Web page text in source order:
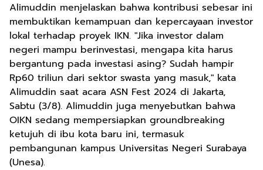
Alimuddin menjelaskan bahwa kontribusi sebesar ini
membuktikan kemampuan dan kepercayaan investor
lokal terhadap proyek IKN. "Jika investor dalam
negeri mampu berinvestasi, mengapa kita harus
bergantung pada investasi asing? Sudah hampir
Rp60 triliun dari sektor swasta yang masuk," kata
Alimuddin saat acara ASN Fest 2024 di Jakarta,
Sabtu (3/8). Alimuddin juga menyebutkan bahwa
OIKN sedang mempersiapkan groundbreaking
ketujuh di ibu kota baru ini, termasuk
pembangunan kampus Universitas Negeri Surabaya
(Unesa).